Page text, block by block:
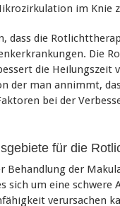
im Knie
dass die
Die
die Heilungszeit
der man annimmt,
bei der
für die
Behandlung der
sich um eine schwere
verursachen